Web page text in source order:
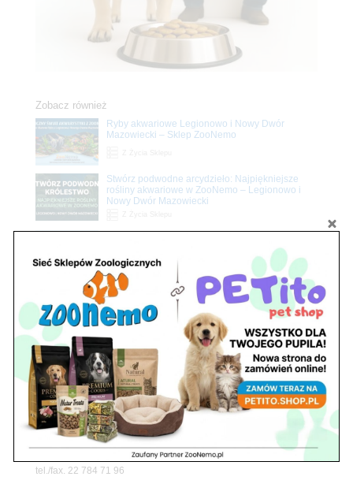
Zobacz również
Ryby akwariowe Legionowo i Nowy Dwór
Mazowiecki – Sklep ZooNemo
Stwórz podwodne arcydzieło: Najpiękniejsze
rośliny akwariowe w ZooNemo – Legionowo i
Nowy Dwór Mazowiecki
Promocje
Z Życia Sklepu
Petito Pet Shop – Internetowy Sklep Zoologiczny
Online! Wszystko Dla Twojego Pupila | ZooNemo
Znajdź nas
Adres
05-120 Legionowo
ul. Piłsudskiego 31,
pawilon 134
tel./fax. 22 784 71 96